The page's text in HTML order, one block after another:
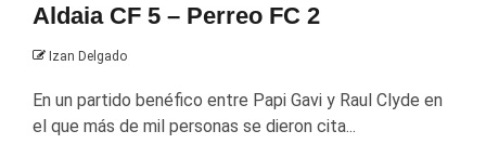
Aldaia CF 5 – Perreo FC 2
Izan Delgado
En un partido benéfico entre Papi Gavi y Raul Clyde en
el que más de mil personas se dieron cita...